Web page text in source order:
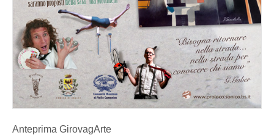
Anteprima GirovagArte